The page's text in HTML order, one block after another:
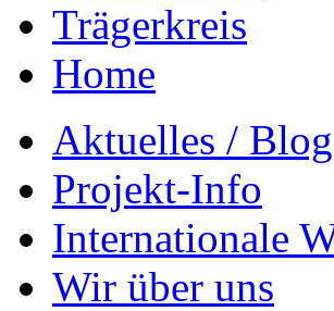
Trägerkreis
Home
Aktuelles / Blog
Projekt-Info
Internationale
Wir über uns